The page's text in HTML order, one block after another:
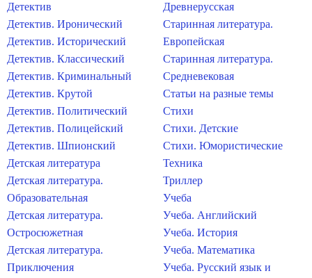
Детектив
Детектив. Иронический
Детектив. Исторический
Детектив. Классический
Детектив. Криминальный
Детектив. Крутой
Детектив. Политический
Детектив. Полицейский
Детектив. Шпионский
Детская литература
Детская литература.
Образовательная
Детская литература.
Остросюжетная
Детская литература.
Приключения
Древнерусская
Старинная литература.
Европейская
Старинная литература.
Средневековая
Статьи на разные темы
Стихи
Стихи. Детские
Стихи. Юмористические
Техника
Триллер
Учеба
Учеба. Английский
Учеба. История
Учеба. Математика
Учеба. Русский язык и